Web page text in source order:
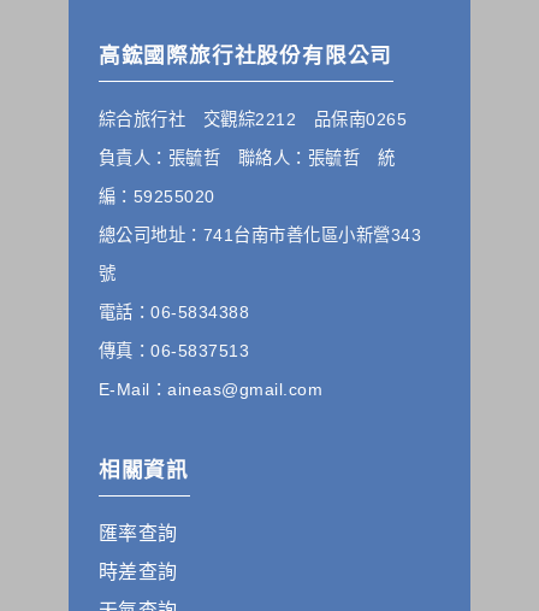
成功，並登入使用我們的服務後，本網站即取得您的資料。
用的瀏覽器、瀏覽及點選資料紀錄等。本網站會對個別連線者
的瀏覽器予以標示，歸納使用者瀏覽器在本網站內部所瀏覽的
網頁，除非您願意告知您的個人資料，否則本網站不會也無法
將此項記錄和您對應。請您注意，在本網站網刊登廣告之廠
提供的個人資訊，這些廣告廠商、或連結網站有其個別的私權
保護政策，其資料處理措施不適用本網站隱私權保護政策，本
本網站將在事前或註冊登錄取得您的同意後，傳送商業性資料
或電子郵件給您。本公司除了在該資料或電子郵件上註明是由
本公司發送，也會在該資料或電子郵件上提供您能隨時停止接
收這些資料或電子郵件的方法及說明。
本公司不會向任何人出售或出借您的個人識別資料。
1.遵守法令或政府機關的要求；或我們發覺您在網站上的行為
違反本公司旗下網站的會員條款或產品、服務的特定使用指
高鋐國際旅行社股份有限公司
綜合旅行社 交觀綜2212 品保南0265
負責人：張毓哲 聯絡人：張毓哲 統
編：59255020
總公司地址：741台南市善化區小新營343
號
電話：06-5834388
傳真：06-5837513
E-Mail：aineas@gmail.com
相關資訊
匯率查詢
時差查詢